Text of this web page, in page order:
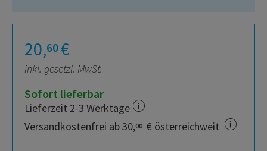
20,60€
inkl. gesetzl. MwSt.
Sofort lieferbar
Lieferzeit 2-3 Werktage
Versandkostenfrei ab 30,00 € österreichweit